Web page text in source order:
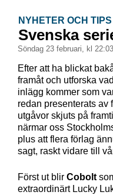
NYHETER OCH TIPS
Svenska
söndag 23 februari, kl
Efter att ha blickat
framåt och utforska
inlägg kommer som
redan presenterats av
utgåvor skjuts på
närmar oss
plus att flera förlag
sagt, raskt vidare till
Först ut blir Cobolt
extraordinärt Lucky